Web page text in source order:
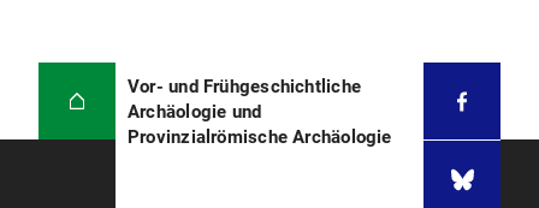
Vor- und Frühgeschichtliche
Archäologie und
Provinzialrömische Archäologie